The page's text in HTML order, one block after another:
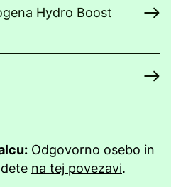
Hydro Boost
Odgovorno osebo in
na tej povezavi.